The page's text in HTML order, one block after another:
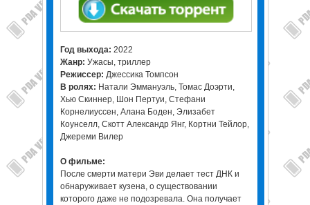
Год выхода: 2022
Жанр: Ужасы, триллер
Режиссер: Джессика Томпсон
В ролях: Натали Эммануэль, Томас Доэрти,
Хью Скиннер, Шон Пертуи, Стефани
Корнелиуссен, Алана Боден, Элизабет
Коунселл, Скотт Александр Янг, Кортни Тейлор,
Джереми Вилер
О фильме:
После смерти матери Эви делает тест ДНК и
обнаруживает кузена, о существовании
которого даже не подозревала. Она получает